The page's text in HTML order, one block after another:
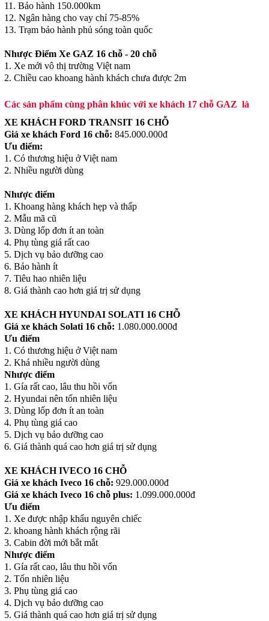
11. Bảo hành 150.000km
12. Ngân hàng cho vay chỉ 75-85%
13. Trạm bảo hành phủ sóng toàn quốc
Nhược Điểm Xe GAZ 16 chỗ - 20 chỗ
1. Xe mới vô thị trường Việt nam
2. Chiều cao khoang hành khách chưa được 2m
Các sản phẩm cùng phân khúc với xe khách 17 chỗ GAZ là
XE KHÁCH FORD TRANSIT 16 CHỖ
Giá xe khách Ford 16 chỗ: 845.000.000đ
Ưu điểm:
1. Có thương hiệu ở Việt nam
2. Nhiều người dùng
Nhược điểm
1. Khoang hàng khách hẹp và thấp
2. Mẫu mã cũ
3. Dùng lốp đơn ít an toàn
4. Phụ tùng giá rất cao
5. Dịch vụ bảo dưỡng cao
6. Bảo hành ít
7. Tiêu hao nhiên liệu
8. Giá thành cao hơn giá trị sử dụng
XE KHÁCH HYUNDAI SOLATI 16 CHỖ
Giá xe khách Solati 16 chỗ: 1.080.000.000đ
Ưu điểm
1. Có thương hiệu ở Việt nam
2. Khá nhiều người dùng
Nhược điểm
1. Gía rất cao, lâu thu hồi vốn
2. Hyundai nên tốn nhiên liệu
3. Dùng lốp đơn ít an toàn
4. Phụ tùng giá cao
5. Dịch vụ bảo dưỡng cao
6. Giá thành quá cao hơn giá trị sử dụng
XE KHÁCH IVECO 16 CHỖ
Giá xe khách Iveco 16 chỗ: 929.000.000đ
Giá xe khách Iveco 16 chỗ plus: 1.099.000.000đ
Ưu điểm
1. Xe được nhập khẩu nguyên chiếc
2. khoang hành khách rộng rãi
3. Cabin đời mới bắt mắt
Nhược điểm
1. Gía rất cao, lâu thu hồi vốn
2. Tốn nhiên liệu
3. Phụ tùng giá cao
4. Dịch vụ bảo dưỡng cao
5. Giá thành quá cao hơn giá trị sử dụng